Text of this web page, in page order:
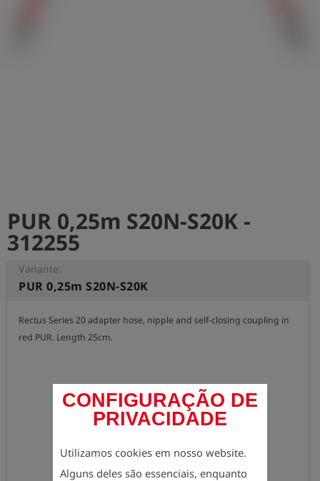
CONFIGURAÇÃO DE
PRIVACIDADE
Utilizamos cookies em nosso website.
Alguns deles são essenciais, enquanto
PUR 0,25m S20N-S20K -
312255
Variante:
PUR 0,25m S20N-S20K
Rectus Series 20 adapter hose, nipple and self-closing coupling in
red PUR. Length 25cm.